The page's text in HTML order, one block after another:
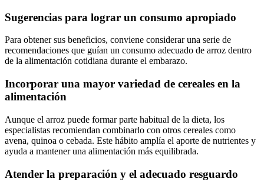
Sugerencias para lograr un consumo apropiado
Para obtener sus beneficios, conviene considerar una serie de
recomendaciones que guían un consumo adecuado de arroz dentro
de la alimentación cotidiana durante el embarazo.
Incorporar una mayor variedad de cereales en la
alimentación
Aunque el arroz puede formar parte habitual de la dieta, los
especialistas recomiendan combinarlo con otros cereales como
avena, quinoa o cebada. Este hábito amplía el aporte de nutrientes y
ayuda a mantener una alimentación más equilibrada.
Atender la preparación y el adecuado resguardo